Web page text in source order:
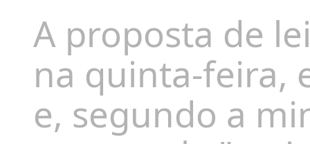
A proposta de
na quinta-feira,
e, segundo a